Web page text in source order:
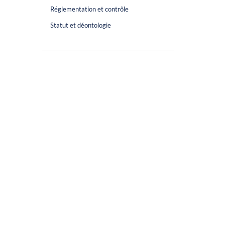
Réglementation et contrôle
Statut et déontologie